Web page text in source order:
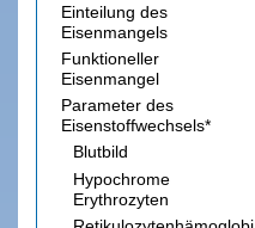
Einteilung des
Eisenmangels
Funktioneller
Eisenmangel
Parameter des
Eisenstoffwechsels*
Blutbild
Hypochrome
Erythrozyten